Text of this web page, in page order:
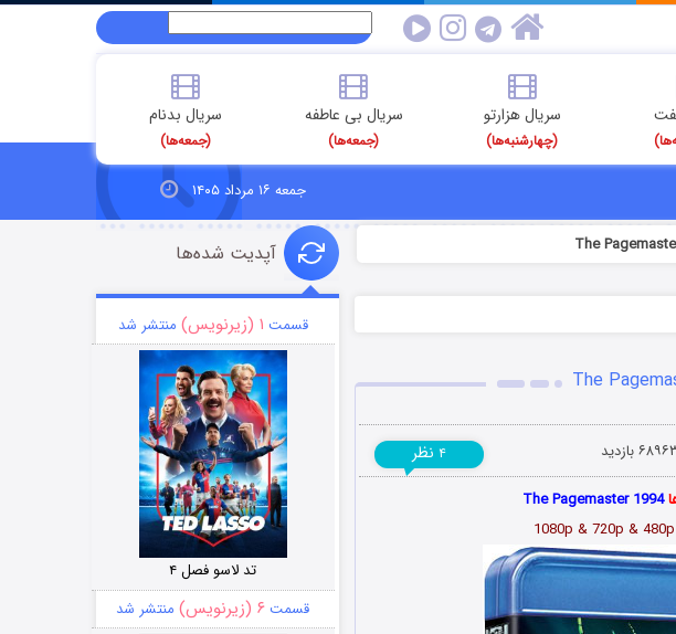
سریال هزارتو
(چهارشنبه‌ها)
سریال بی عاطفه
(جمعه‌ها)
سریال بدنام
(جمعه‌ها)
جمعه ۱۶ مرداد ۱۴۰۵
بازدید ۴ نظر
The Pagemaster 1994
آپدیت شده‌ها
قسمت ۱ (زیرنویس) منتشر شد
تد لاسو فصل ۴
قسمت ۶ (زیرنویس) منتشر شد